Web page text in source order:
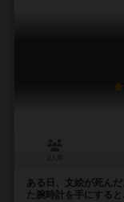
ある日、文絵が死ん
た腕時計を手にする